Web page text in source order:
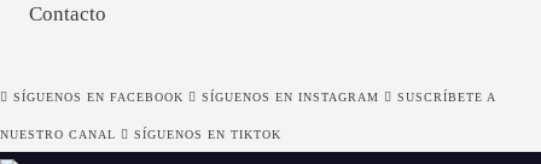
Contacto
SÍGUENOS EN FACEBOOK SÍGUENOS EN INSTAGRAM SUSCRÍBETE A
NUESTRO CANAL SÍGUENOS EN TIKTOK